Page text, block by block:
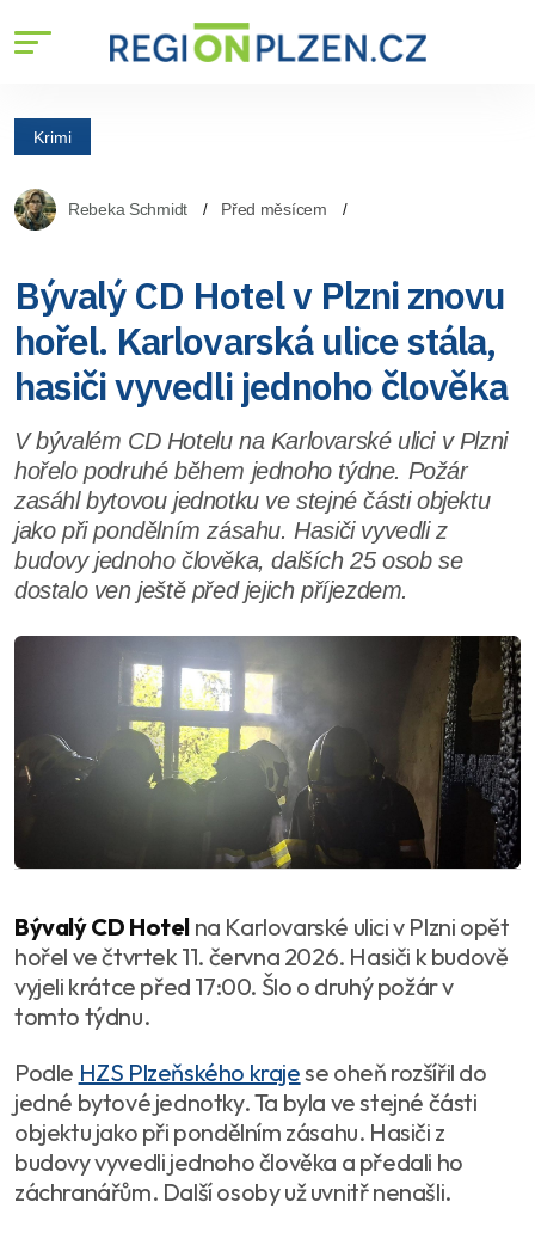
Krimi
Rebeka Schmidt Před měsícem
Bývalý CD Hotel v Plzni znovu
hořel. Karlovarská ulice stála,
hasiči vyvedli jednoho člověka
V bývalém CD Hotelu na Karlovarské ulici v Plzni
hořelo podruhé během jednoho týdne. Požár
zasáhl bytovou jednotku ve stejné části objektu
jako při pondělním zásahu. Hasiči vyvedli z
budovy jednoho člověka, dalších 25 osob se
dostalo ven ještě před jejich příjezdem.
Bývalý CD Hotel na Karlovarské ulici v Plzni opět
hořel ve čtvrtek 11. června 2026. Hasiči k budově
vyjeli krátce před 17:00. Šlo o druhý požár v
tomto týdnu.
Podle HZS Plzeňského krajese oheň rozšířil do
jedné bytové jednotky. Ta byla ve stejné části
objektu jako při pondělním zásahu. Hasiči z
budovy vyvedli jednoho člověka a předali ho
záchranářům. Další osoby už uvnitř nenašli.